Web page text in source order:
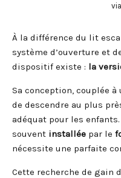
À la différence du lit
système d’ouverture et
dispositif existe : la
Sa conception, couplée à
de descendre au plus
adéquat pour les
souvent installée par le
nécessite une parfaite
Cette recherche de gain